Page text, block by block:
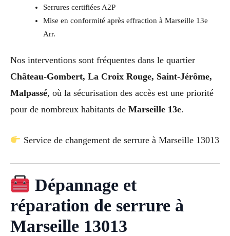
Serrures certifiées A2P
Mise en conformité après effraction à Marseille 13e
Arr.
Nos interventions sont fréquentes dans le quartier
Château-Gombert, La Croix Rouge, Saint-Jérôme,
Malpassé, où la sécurisation des accès est une priorité
pour de nombreux habitants de Marseille 13e.
Service de changement de serrure à Marseille 13013
Dépannage et
réparation de serrure à
Marseille 13013